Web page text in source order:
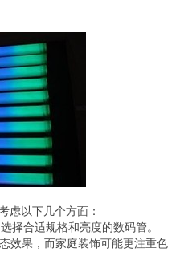
虑以下几个方面：
择合适规格和亮度的数码管。
效果，而家庭装饰可能更注重色